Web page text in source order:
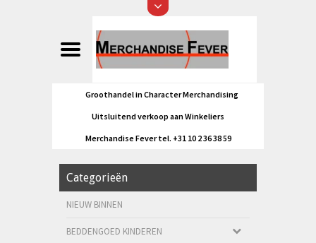
Groothandel in Character Merchandising
Uitsluitend verkoop aan Winkeliers
Merchandise Fever tel. +31 10 2 36 38 59
Categorieën
NIEUW BINNEN
BEDDENGOED KINDEREN